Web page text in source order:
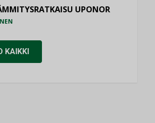
UPONOR
KAIKKI